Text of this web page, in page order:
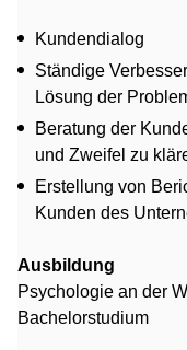
Kundendialog
Ständige
Lösung der
Beratung der
und Zweifel zu
Erstellung von
Kunden des
Ausbildung
Psychologie an der
Bachelorstudium